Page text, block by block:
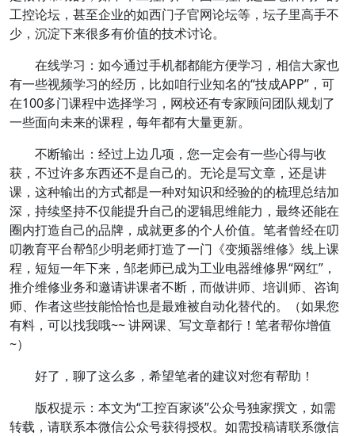
工控论坛，甚至企业的如西门子官网论坛等，坛子里高手不
少，沉淀下来很多有价值的技术讨论。
在线学习： 如今通过手机都都能方便学习，相信大家也
有一些视频学习的经历，比如咱行业知名的“技成APP”，可
在100多门课程中选择学习，网校还有专家顾问团队规划了
一些面向未来的课程，每年都有大量更新。
不断输出： 经过上边几项，您一定会有一些心得与收
获，不过许多东西还不是自己的。无论是写文章，还是讲
课，这种输出的方式都是一种对知识和经验的的梳理总结加
深，持续坚持不仅能提升自己的逻辑思维能力，最终还能在
圈内打造自己的品牌，成就更多的个人价值。笔者曾经在叨
叨教育平台帮邹少明老师打造了一门《变频器维修》线上课
程，短短一年下来，邹老师已成为工业电器维修界“网红”，
推介维修业务和邀请讲课者不断，而做讲师、培训师、咨询
师、作者这些技能恰恰也是最难被自动化替代的。（如果您
有料，可以找我哦~~ 讲网课、写文章都行！笔者帮你增值
~）
好了，聊了这么多，希望笔者的建议对您有帮助！
版权提示： 本文为“工控百家谈”公众号独家撰文，如需
转载，请联系本微信公众号获得授权。如需投稿请联系微信